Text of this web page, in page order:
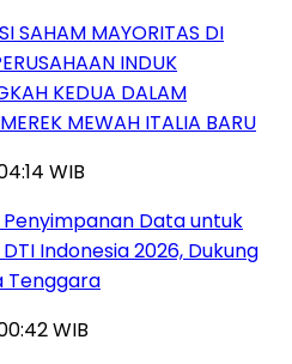
SAHAM MAYORITAS DI
INDUK
KEDUA DALAM
MEWAH ITALIA BARU
WIB
Penyimpanan Data untuk
Indonesia 2026, Dukung
Tenggara
WIB